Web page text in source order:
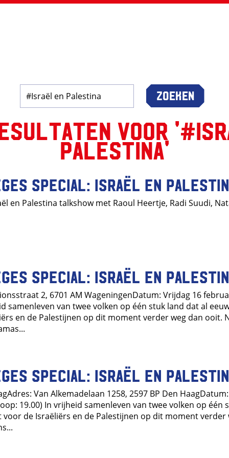
Zoeken
voor
Palestina'
special: Israël en
en Palestina talkshow met Raoul Heertje, Radi Suudi,
special: Israël en
2, 6701 AM WageningenDatum: Vrijdag 16
samenleven van twee volken op één stuk land dat al
en de Palestijnen op dit moment verder weg dan ooit.
special: Israël en
Van Alkemadelaan 1258, 2597 BP Den
19.00) In vrijheid samenleven van twee volken op één
voor de Israëliërs en de Palestijnen op dit moment verder